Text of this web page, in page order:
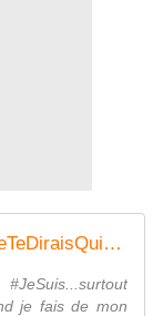
Brigitte Vitale - #DisMoiQuiTESuisJeTeDiraisQuiTuEs... | Facebook
je fais de mon